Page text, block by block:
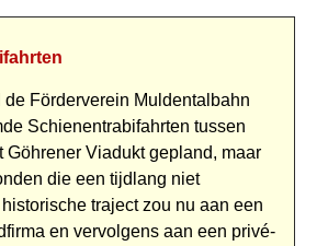
de Förderverein Muldentalbahn
Schienentrabifahrten tussen
Göhrener Viadukt gepland, maar
die een tijdlang niet
traject zou nu aan een
en vervolgens aan een privé-